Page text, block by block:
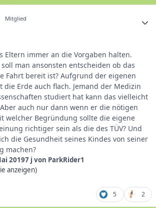
Mitglied
Eltern immer an die Vorgaben halten.
man ansonsten entscheiden ob das
Fahrt bereit ist? Aufgrund der eigenen
die Erde auch flach. Jemand der Medizin
studiert hat kann das vielleicht
auch nur dann wenn er die nötigen
welcher Begründung sollte die eigene
richtiger sein als die des TÜV? Und
die Gesundheit seines Kindes von seiner
machen?
20197 j von ParkRider1
anzeigen)
5 2